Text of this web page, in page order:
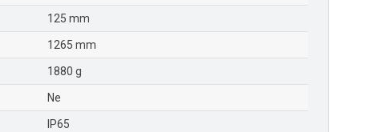
125 mm
1265 mm
1880 g
Ne
IP65